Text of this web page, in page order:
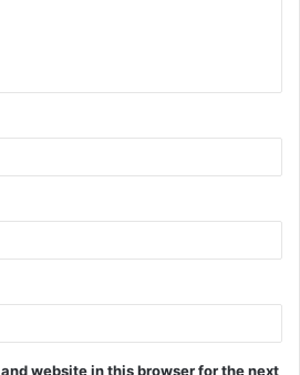
website in this browser for the next